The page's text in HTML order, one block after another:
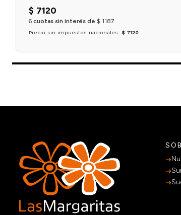
$ 7120
6 cuotas sin interés de $ 1187
Precio sin impuestos nacionales: $ 7120
Agregar al carrito